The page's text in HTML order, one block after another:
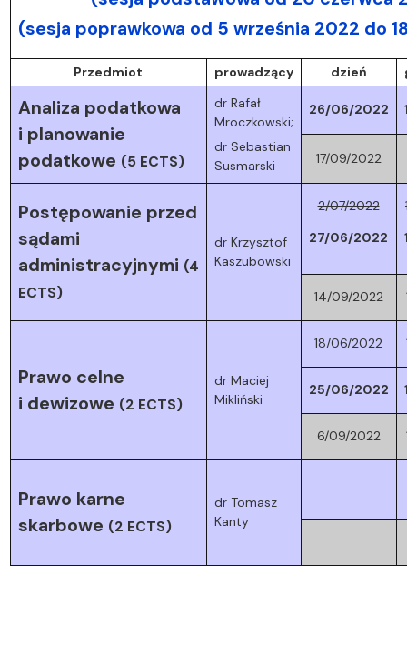
(sesja poprawkowa od 5 września 2022 do
Przedmiot prowadzący dzień
Analiza podatkowa
i planowanie
podatkowe (5 ECTS)
dr Rafał
Mroczkowski;
dr Sebastian
Susmarski
26/06/2022
17/09/2022
Postępowanie przed
sądami
administracyjnymi (4
ECTS)
dr Krzysztof
Kaszubowski
2/07/2022
27/06/2022
14/09/2022
Prawo celne
i dewizowe (2 ECTS)
dr Maciej
Mikliński
18/06/2022
25/06/2022
6/09/2022
Prawo karne
skarbowe (2 ECTS)
dr Tomasz
Kanty